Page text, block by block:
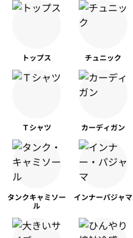
トップス チュニック
Ｔシャツ カーディガン
タンクキャミソー
ル
インナーパジャマ